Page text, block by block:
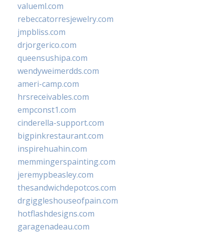
valueml.com
rebeccatorresjewelry.com
jmpbliss.com
drjorgerico.com
queensushipa.com
wendyweimerdds.com
ameri-camp.com
hrsreceivables.com
empconst1.com
cinderella-support.com
bigpinkrestaurant.com
inspirehuahin.com
memmingerspainting.com
jeremypbeasley.com
thesandwichdepotcos.com
drgiggleshouseofpain.com
hotflashdesigns.com
garagenadeau.com